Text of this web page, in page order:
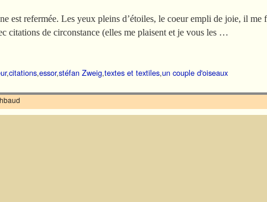
est refermée. Les yeux pleins d’étoiles, le coeur empli de joie, il me
citations de circonstance (elles me plaisent et je vous les …
,citations,essor,stéfan Zweig,textes et textiles,un couple d'oiseaux